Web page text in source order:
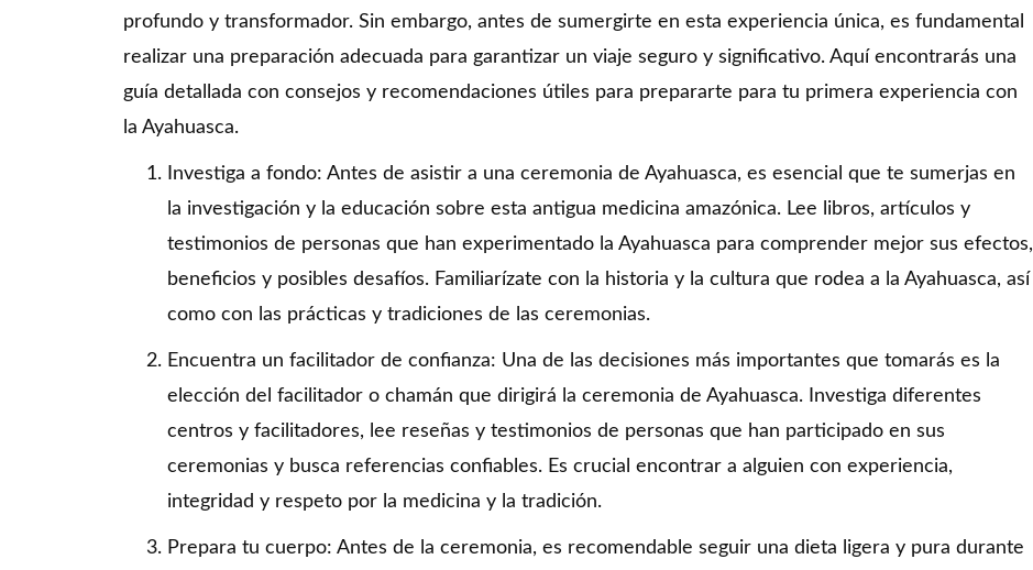
profundo y transformador. Sin embargo, antes de sumergirte en esta experiencia única, es fundamental
realizar una preparación adecuada para garantizar un viaje seguro y significativo. Aquí encontrarás una
guía detallada con consejos y recomendaciones útiles para prepararte para tu primera experiencia con
la Ayahuasca.
Investiga a fondo: Antes de asistir a una ceremonia de Ayahuasca, es esencial que te sumerjas en
la investigación y la educación sobre esta antigua medicina amazónica. Lee libros, artículos y
testimonios de personas que han experimentado la Ayahuasca para comprender mejor sus efectos,
beneficios y posibles desafíos. Familiarízate con la historia y la cultura que rodea a la Ayahuasca, así
como con las prácticas y tradiciones de las ceremonias.
Encuentra un facilitador de confianza: Una de las decisiones más importantes que tomarás es la
elección del facilitador o chamán que dirigirá la ceremonia de Ayahuasca. Investiga diferentes
centros y facilitadores, lee reseñas y testimonios de personas que han participado en sus
ceremonias y busca referencias confiables. Es crucial encontrar a alguien con experiencia,
integridad y respeto por la medicina y la tradición.
Prepara tu cuerpo: Antes de la ceremonia, es recomendable seguir una dieta ligera y pura durante